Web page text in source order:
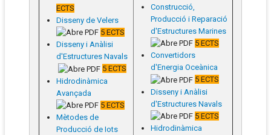
ECTS
Disseny de Velers
5 ECTS
Disseny i Anàlisi
d'Estructures Navals
5 ECTS
Hidrodinàmica
Avançada
5 ECTS
Mètodes de
Producció de Iots
Construcció,
Producció i Reparació
d'Estructures Marines
5 ECTS
Convertidors
d'Energia Oceànica
5 ECTS
Disseny i Anàlisi
d'Estructures Navals
5 ECTS
Hidrodinàmica